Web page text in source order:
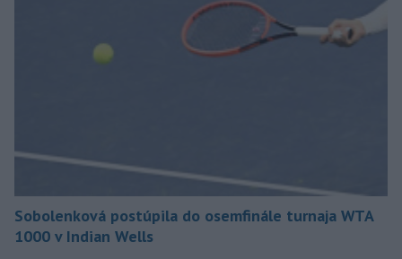
Sobolenková postúpila do osemfinále turnaja WTA
1000 v Indian Wells